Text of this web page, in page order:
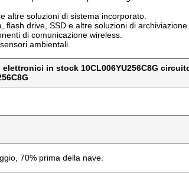
altre soluzioni di sistema incorporato.
drive, SSD e altre soluzioni di archiviazione.
di comunicazione wireless.
ambientali.
in stock 10CL006YU256C8G
70% prima della nave.